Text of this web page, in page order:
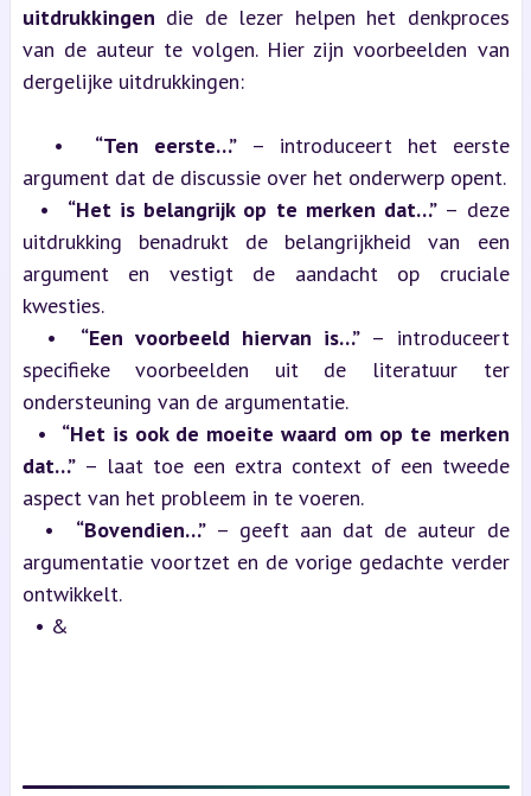
uitdrukkingen die de lezer helpen het denkproces
van de auteur te volgen. Hier zijn voorbeelden van
dergelijke uitdrukkingen:
• “Ten eerste…” – introduceert het eerste
argument dat de discussie over het onderwerp opent.
• “Het is belangrijk op te merken dat…” – deze
uitdrukking benadrukt de belangrijkheid van een
argument en vestigt de aandacht op cruciale
kwesties.
• “Een voorbeeld hiervan is…” – introduceert
specifieke voorbeelden uit de literatuur ter
ondersteuning van de argumentatie.
• “Het is ook de moeite waard om op te merken
dat…” – laat toe een extra context of een tweede
aspect van het probleem in te voeren.
• “Bovendien…” – geeft aan dat de auteur de
argumentatie voortzet en de vorige gedachte verder
ontwikkelt.
• &